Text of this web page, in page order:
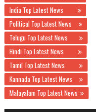
India Top Latest News
Political Top Latest News
Telugu Top Latest News
Hindi Top Latest News
Tamil Top Latest News
Kannada Top Latest News
Malayalam Top Latest News